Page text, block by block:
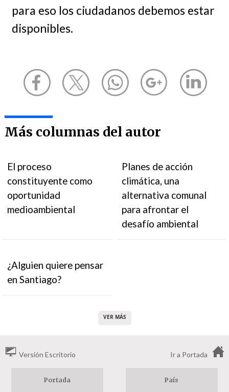
para eso los ciudadanos debemos estar
disponibles.
Más columnas del autor
El proceso
constituyente como
oportunidad
medioambiental
Planes de acción
climática, una
alternativa comunal
para afrontar el
desafío ambiental
¿Alguien quiere pensar
en Santiago?
VER MÁS
Versión Escritorio Ir a Portada
Portada País